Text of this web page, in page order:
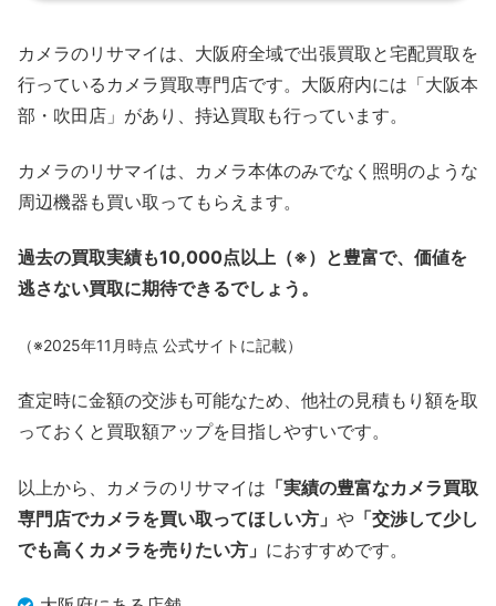
カメラのリサマイは、大阪府全域で出張買取と宅配買取を
行っているカメラ買取専門店です。大阪府内には「大阪本
部・吹田店」があり、持込買取も行っています。
カメラのリサマイは、カメラ本体のみでなく照明のような
周辺機器も買い取ってもらえます。
過去の買取実績も10,000点以上（※）と豊富で、価値を
逃さない買取に期待できるでしょう。
（※2025年11月時点 公式サイトに記載）
査定時に金額の交渉も可能なため、他社の見積もり額を取
っておくと買取額アップを目指しやすいです。
以上から、カメラのリサマイは 「実績の豊富なカメラ買取
専門店でカメラを買い取ってほしい方」 や 「交渉して少し
でも高くカメラを売りたい方」 におすすめです。